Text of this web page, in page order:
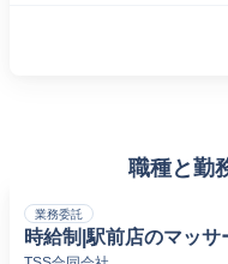
職種と勤
業務委託
時給制|駅前店のマッ